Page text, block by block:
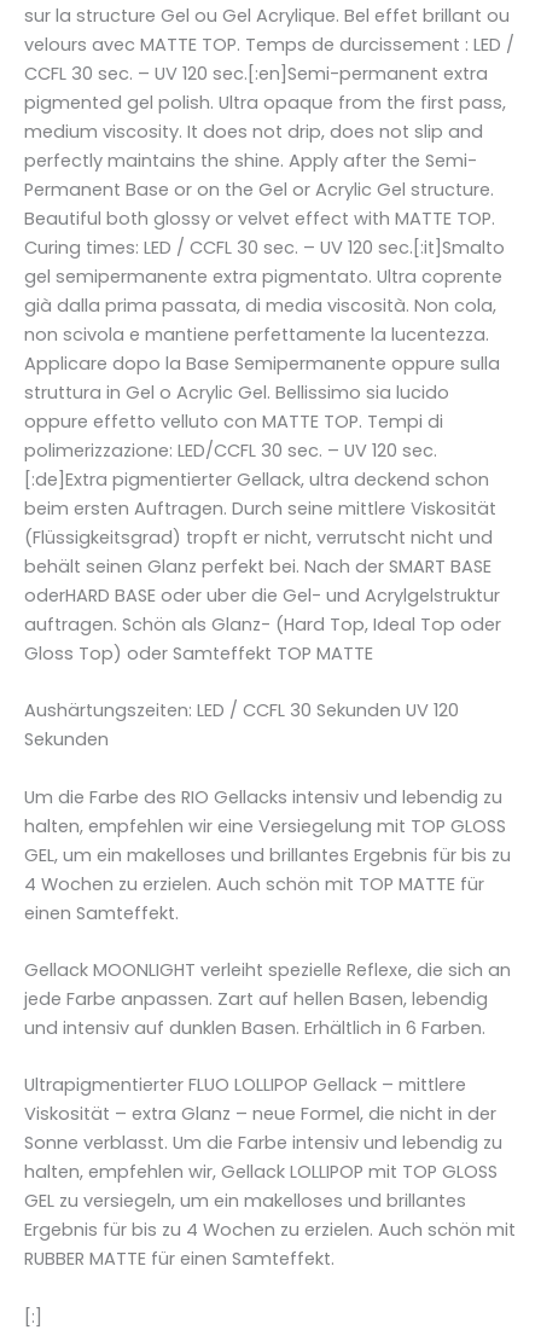
sur la structure Gel ou Gel Acrylique. Bel effet brillant ou
velours avec MATTE TOP. Temps de durcissement : LED /
CCFL 30 sec. – UV 120 sec.[:en]Semi-permanent extra
pigmented gel polish. Ultra opaque from the first pass,
medium viscosity. It does not drip, does not slip and
perfectly maintains the shine. Apply after the Semi-
Permanent Base or on the Gel or Acrylic Gel structure.
Beautiful both glossy or velvet effect with MATTE TOP.
Curing times: LED / CCFL 30 sec. – UV 120 sec.[:it]Smalto
gel semipermanente extra pigmentato. Ultra coprente
già dalla prima passata, di media viscosità. Non cola,
non scivola e mantiene perfettamente la lucentezza.
Applicare dopo la Base Semipermanente oppure sulla
struttura in Gel o Acrylic Gel. Bellissimo sia lucido
oppure effetto velluto con MATTE TOP. Tempi di
polimerizzazione: LED/CCFL 30 sec. – UV 120 sec.
[:de]Extra pigmentierter Gellack, ultra deckend schon
beim ersten Auftragen. Durch seine mittlere Viskosität
(Flüssigkeitsgrad) tropft er nicht, verrutscht nicht und
behält seinen Glanz perfekt bei. Nach der SMART BASE
oderHARD BASE oder uber die Gel- und Acrylgelstruktur
auftragen. Schön als Glanz- (Hard Top, Ideal Top oder
Gloss Top) oder Samteffekt TOP MATTE
Aushärtungszeiten: LED / CCFL 30 Sekunden UV 120
Sekunden
Um die Farbe des RIO Gellacks intensiv und lebendig zu
halten, empfehlen wir eine Versiegelung mit TOP GLOSS
GEL, um ein makelloses und brillantes Ergebnis für bis zu
4 Wochen zu erzielen. Auch schön mit TOP MATTE für
einen Samteffekt.
Gellack MOONLIGHT verleiht spezielle Reflexe, die sich an
jede Farbe anpassen. Zart auf hellen Basen, lebendig
und intensiv auf dunklen Basen. Erhältlich in 6 Farben.
Ultrapigmentierter FLUO LOLLIPOP Gellack – mittlere
Viskosität – extra Glanz – neue Formel, die nicht in der
Sonne verblasst. Um die Farbe intensiv und lebendig zu
halten, empfehlen wir, Gellack LOLLIPOP mit TOP GLOSS
GEL zu versiegeln, um ein makelloses und brillantes
Ergebnis für bis zu 4 Wochen zu erzielen. Auch schön mit
RUBBER MATTE für einen Samteffekt.
[:]